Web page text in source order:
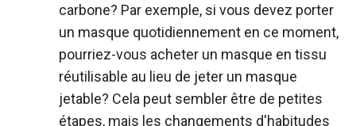
carbone? Par exemple, si vous devez porter
un masque quotidiennement en ce moment,
pourriez-vous acheter un masque en tissu
réutilisable au lieu de jeter un masque
jetable? Cela peut sembler être de petites
étapes, mais les changements d'habitudes